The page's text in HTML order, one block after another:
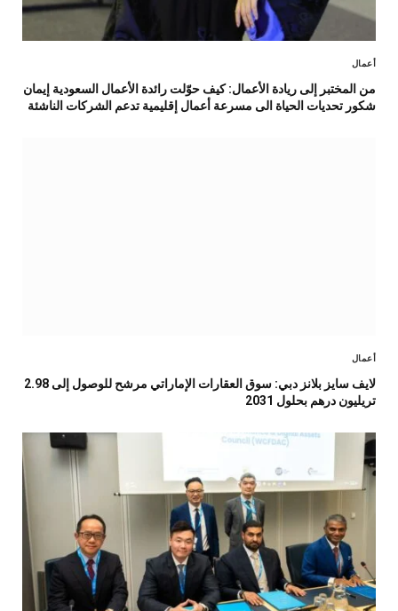
أعمال
من المختبر إلى ريادة الأعمال: كيف حوّلت رائدة الأعمال السعودية إيمان
شكور تحديات الحياة الى مسرعة أعمال إقليمية تدعم الشركات الناشئة
أعمال
لايف سايز بلانز دبي: سوق العقارات الإماراتي مرشح للوصول إلى 2.98
تريليون درهم بحلول 2031